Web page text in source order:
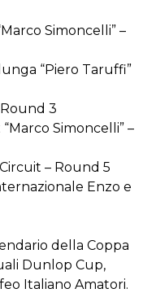
Simoncelli” –
“Piero Taruffi”
3
Simoncelli” –
– Round 5
Enzo e
della Coppa
Dunlop Cup,
Italiano Amatori.